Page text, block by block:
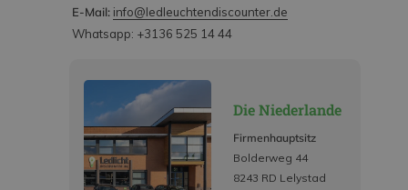
E-Mail: info@ledleuchtendiscounter.de
Whatsapp: +3136 525 14 44
Die Niederlande
Firmenhauptsitz
Bolderweg 44
8243 RD Lelystad